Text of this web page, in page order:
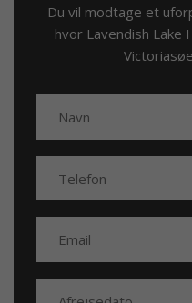
Du vil modtage et
hvor Lavendish Lake